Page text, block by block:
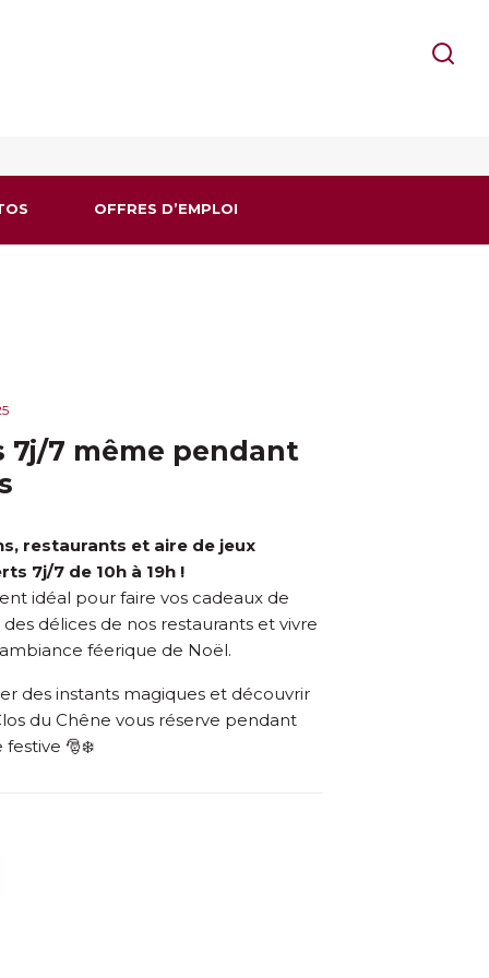
OFFRES D’EMPLOI
7j/7 même pendant
restaurants et aire de jeux
7j/7 de 10h à 19h !
idéal pour faire vos cadeaux de
délices de nos restaurants et vivre
féerique de Noël.
des instants magiques et découvrir
du Chêne vous réserve pendant
🎅❄️